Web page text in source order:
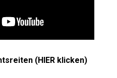
(HIER klicken)